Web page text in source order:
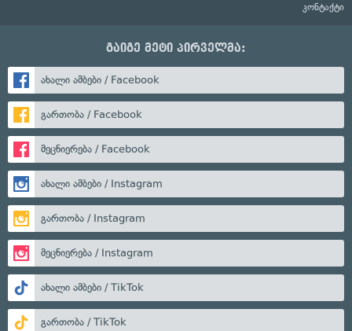
კონტაქტი
გაიგე მეტი პირველმა:
ახალი ამბები / Facebook
გართობა / Facebook
მეცნიერება / Facebook
ახალი ამბები / Instagram
გართობა / Instagram
მეცნიერება / Instagram
ახალი ამბები / TikTok
გართობა / TikTok